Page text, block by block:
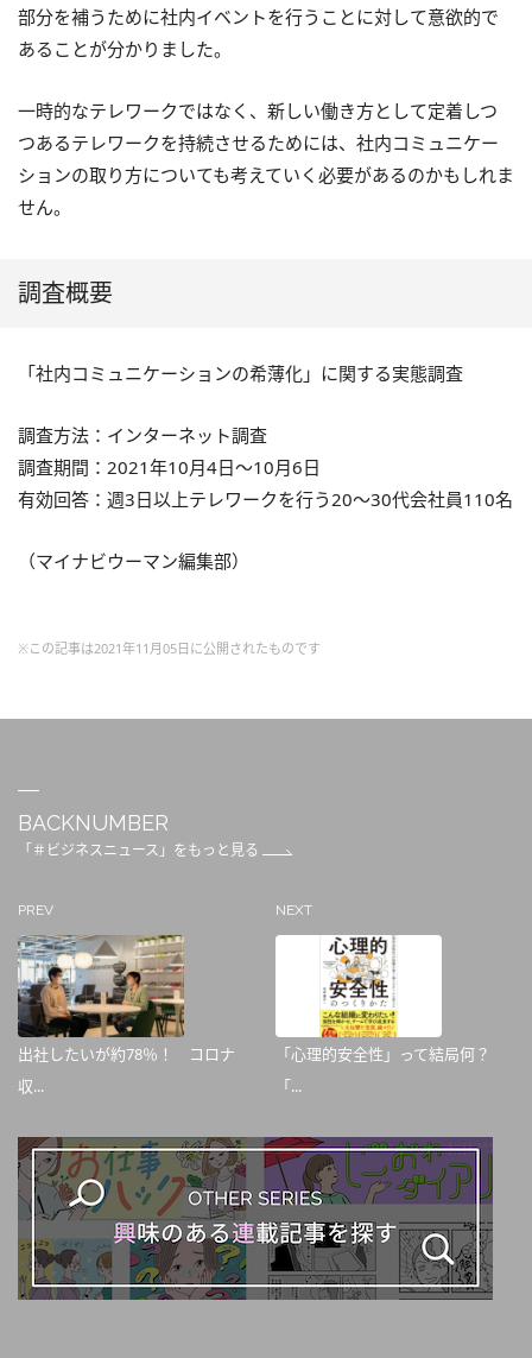
部分を補うために社内イベントを行うことに対して意欲的で
あることが分かりました。
一時的なテレワークではなく、新しい働き方として定着しつ
つあるテレワークを持続させるためには、社内コミュニケー
ションの取り方についても考えていく必要があるのかもしれま
せん。
調査概要
「社内コミュニケーションの希薄化」に関する実態調査
調査方法：インターネット調査
調査期間：2021年10月4日〜10月6日
有効回答：週3日以上テレワークを行う20〜30代会社員110名
（マイナビウーマン編集部）
※この記事は2021年11月05日に公開されたものです
BACKNUMBER
「＃ビジネスニュース」をもっと見る
PREV
出社したいが約78％！ コロナ
収...
NEXT
「心理的安全性」って結局何？
「...